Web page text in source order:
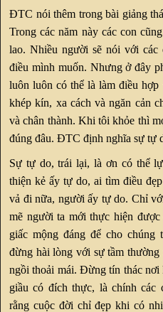
ĐTC nói thêm trong bài giảng
Trong các năm này các con
lao. Nhiều người sẽ nói với
điều mình muốn. Nhưng ở đây
luôn luôn có thể là làm điều
khép kín, xa cách và ngăn cản
và chân thành. Khi tôi khỏe thì
đúng đâu. ĐTC định nghĩa sự tự
Sự tự do, trái lại, là ơn có thể
thiện kẻ ấy tự do, ai tìm điều
vả đi nữa, người ấy tự do. Chỉ
mẽ người ta mới thực hiện được
giấc mộng đáng để cho chúng
đừng hài lòng với sự tầm
ngồi thoải mái. Đừng tín thác nơi
giầu có đích thực, là chính các
rằng cuộc đời chỉ đẹp khi có